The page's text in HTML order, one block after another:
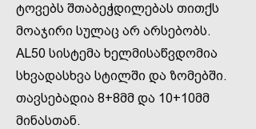
ტოვებს შთაბეჭდილებას თითქს
მოაჯირი სულაც არ არსებობს.
AL50 სისტემა ხელმისაწვდომია
სხვადასხვა სტილში და ზომებში.
თავსებადია 8+8მმ და 10+10მმ
მინასთან.